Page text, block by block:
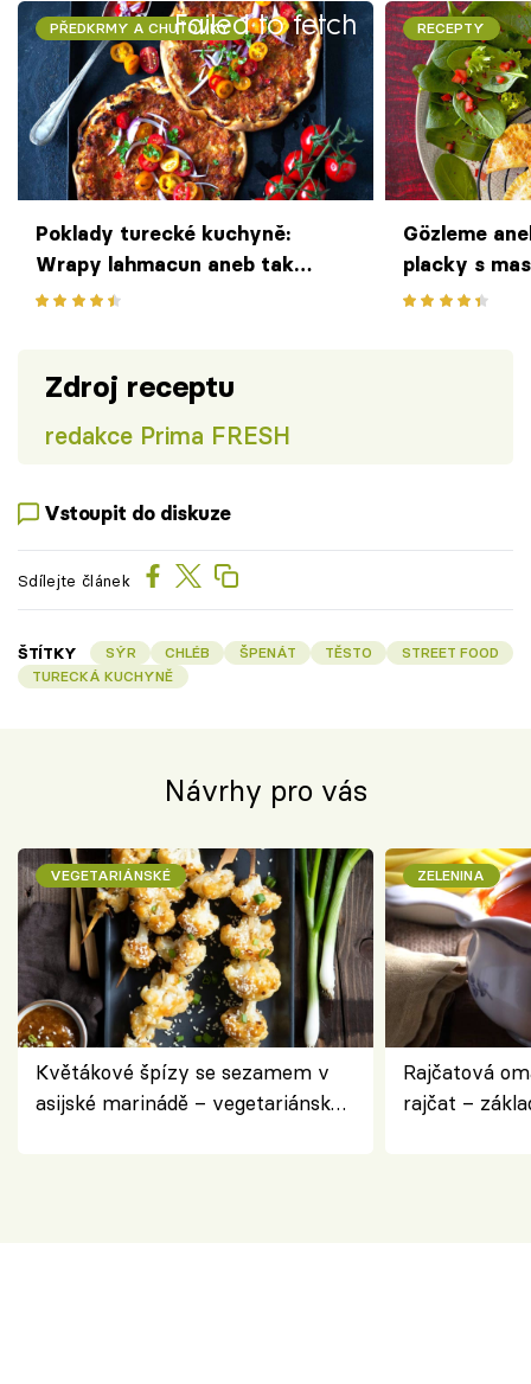
Failed to fetch
PŘEDKRMY A CHUŤOVKY
Poklady turecké kuchyně:
Wrapy lahmacun aneb tak
trochu jiná pizza s chutí Orientu
RECEPTY
Gözleme
placky s
Zdroj receptu
redakce Prima FRESH
Vstoupit do diskuze
Sdílejte článek
ŠTÍTKY SÝR CHLÉB ŠPENÁT TĚSTO
STREET FOOD
TURECKÁ KUCHYNĚ
Návrhy pro vás
VEGETARIÁNSKÉ
Květákové špízy se sezamem v
asijské marinádě – vegetariánská
ZELENINA
Rajčatová
rajčat –